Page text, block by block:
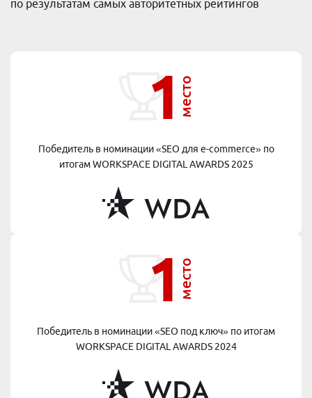
по результатам самых авторитетных рейтингов
1 место
Победитель в номинации «SEO для e-commerce» по
итогамWORKSPACE DIGITAL AWARDS 2025
1 место
Победитель в номинации «SEO под ключ» по итогам
WORKSPACE DIGITAL AWARDS 2024